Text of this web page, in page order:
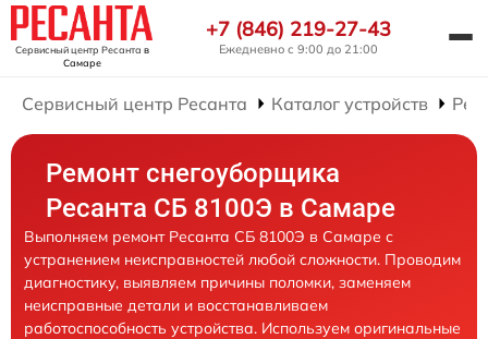
Сервисный центр Ресанта в
Самаре
+7 (846) 219-27-43
Ежедневно с 9:00 до 21:00
Сервисный центр Ресанта Каталог устройств
Ремонт снегоуборщика
Ресанта СБ 8100Э в Самаре
Выполняем ремонт Ресанта СБ 8100Э в Самаре с
устранением неисправностей любой сложности. Проводим
диагностику, выявляем причины поломки, заменяем
неисправные детали и восстанавливаем
работоспособность устройства. Используем оригинальные